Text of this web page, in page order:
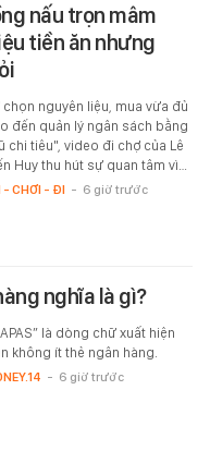
nấu trọn mâm
tiền ăn nhưng
chọn nguyên liệu, mua vừa đủ
đến quản lý ngân sách bằng
chi tiêu", video đi chợ của Lê
Huy thu hút sự quan tâm vì…
- CHƠI - ĐI - 6 giờ trước
nghĩa là gì?
là dòng chữ xuất hiện
không ít thẻ ngân hàng.
- 6 giờ trước